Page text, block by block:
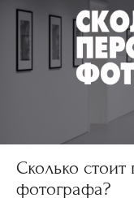
Сколько стоит
фотографа?